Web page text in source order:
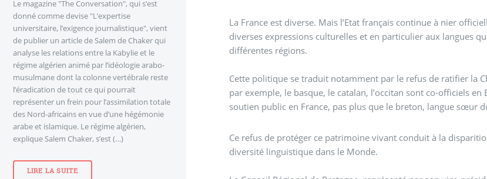
La France est diverse. Mais l’Etat français continue à nier
diverses expressions culturelles et en particulier aux langues
différentes régions.
Cette politique se traduit notamment par le refus de ratifier la
par exemple, le basque, le catalan, l’occitan sont co-officiels
soutien public en France, pas plus que le breton, langue sœur
Ce refus de protéger ce patrimoine vivant conduit à la
diversité linguistique dans le Monde.
Le magazine "The Conversation", qui s’est
donné comme devise "L’expertise
universitaire, l’exigence journalistique", vient
de publier un article de Salem de Chaker qui
analyse les relations entre la Kabylie et le
régime algérien animé par l’idéologie arabo-
musulmane dont la colonne vertébrale reste
l’éradication de tout ce qui pourrait
représenter un frein pour l’assimilation totale
des Nord-africains en vue d’une hégémonie
arabe et islamique. Le régime algérien,
explique Salem Chaker, s’est (…)
LIRE LA SUITE